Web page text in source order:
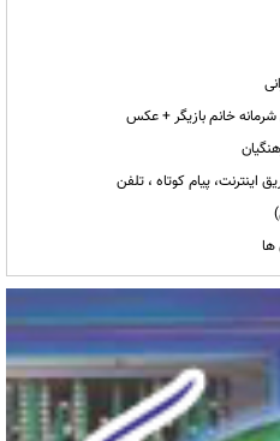
خانم بازیگر + عکس
اینترنت، پیام کوتاه ، تلفن
ها